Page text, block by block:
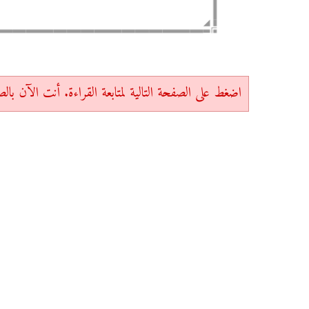
اضغط على الصفحة التالية لمتابعة القراءة. أنت الآن بالصفحة